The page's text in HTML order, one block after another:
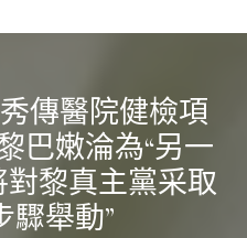
傳醫院健檢項
巴嫩淪為“另一
對黎真主黨采取
驟舉動”